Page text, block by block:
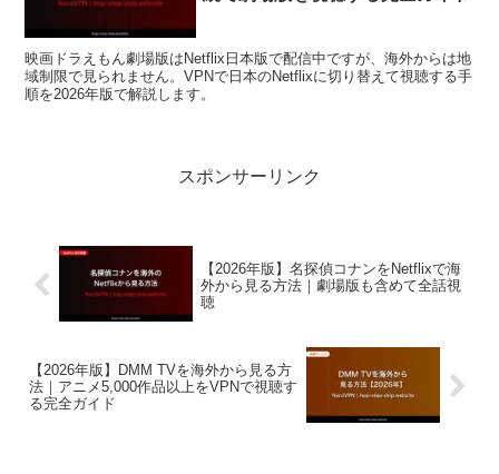
映画ドラえもん劇場版はNetflix日本版で配信中ですが、海外からは地
域制限で見られません。VPNで日本のNetflixに切り替えて視聴する手
順を2026年版で解説します。
スポンサーリンク
【2026年版】名探偵コナンをNetflixで海
外から見る方法｜劇場版も含めて全話視
聴
【2026年版】DMM TVを海外から見る方
法｜アニメ5,000作品以上をVPNで視聴す
る完全ガイド